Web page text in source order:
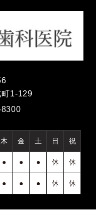
町1-129
木 金 土 日 祝
● ● ● 休 休
● ● ● 休 休